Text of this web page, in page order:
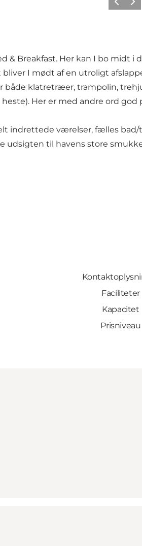
ForrigeNæste
& Breakfast. Her kan I bo
I mødt af en utroligt
både klatretræer, trampolin,
Her er med andre ord god
indrettede værelser, fælles
udsigten til havens store
Faciliteter
Kapacitet
Prisniveau